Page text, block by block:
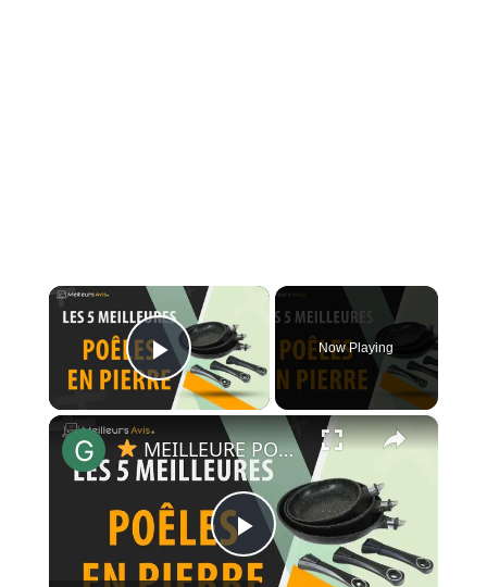
×
Play Video
Now Playing
×
P
MEILLEURE POÊLE EN PIERRE - Avis & Guide d'achat (Comparatif 2023)